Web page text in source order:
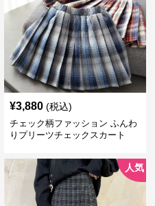
¥3,880 (税込)
チェック柄ファッション ふんわ
りプリーツチェックスカート
人気